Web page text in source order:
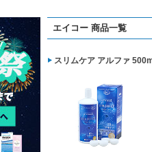
エイコー 商品一覧
スリムケア アルファ